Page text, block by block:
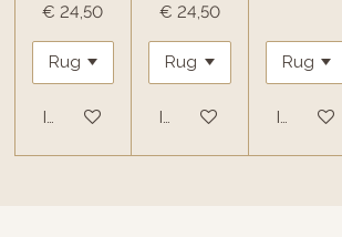
€ 24,50
In winkelwagen
€ 24,50
In winkelwagenIn